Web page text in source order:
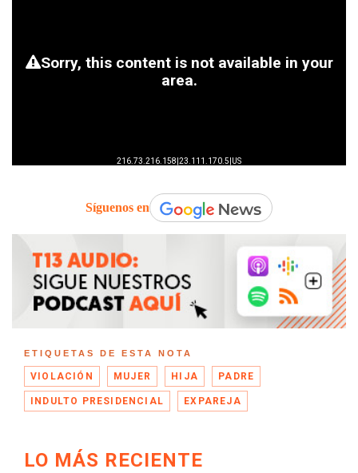
Síguenos en
ETIQUETAS DE ESTA NOTA
VIOLACIÓN MUJER HIJA PADRE
INDULTO PRESIDENCIAL EXPAREJA
LO MÁS RECIENTE